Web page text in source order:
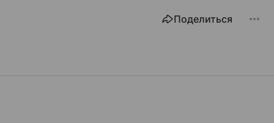
Поделиться